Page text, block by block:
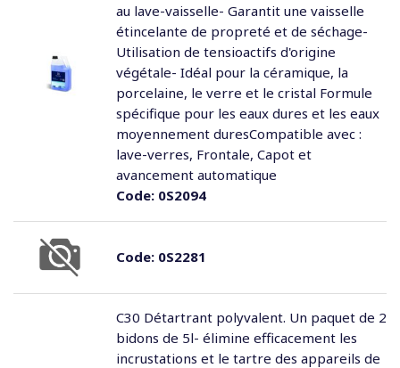
Code:0S2094
au lave-vaisselle- Garantit une vaisselle
étincelante de propreté et de séchage-
Utilisation de tensioactifs d'origine
végétale- Idéal pour la céramique, la
porcelaine, le verre et le cristal Formule
spécifique pour les eaux dures et les eaux
moyennement duresCompatible avec :
lave-verres, Frontale, Capot et
avancement automatique
Code:0S2281
C30 Détartrant polyvalent. Un paquet de 2
bidons de 5l- élimine efficacement les
incrustations et le tartre des appareils de